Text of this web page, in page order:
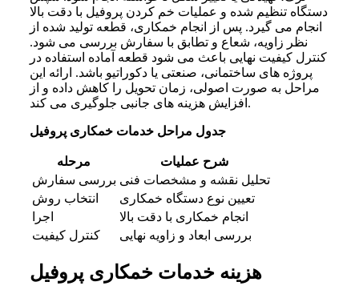
دستگاه تنظیم شده و عملیات خم کردن پروفیل با دقت بالا
انجام می‌ گیرد. پس از انجام خمکاری، قطعه تولید شده از
نظر زاویه، شعاع و تطابق با سفارش بررسی می‌ شود.
کنترل کیفیت نهایی باعث می‌ شود قطعه آماده استفاده در
پروژه‌ های ساختمانی، صنعتی یا دکوراتیو باشد. ارائه این
مراحل به‌ صورت اصولی، زمان تحویل را کاهش داده و از
افزایش هزینه‌ های جانبی جلوگیری می‌ کند.
جدول مراحل خدمات خمکاری پروفیل
مرحله
شرح عملیات
بررسی سفارش تحلیل نقشه و مشخصات فنی
انتخاب روش
تعیین نوع دستگاه خمکاری
اجرا
انجام خمکاری با دقت بالا
کنترل کیفیت
بررسی ابعاد و زاویه نهایی
هزینه خدمات خمکاری پروفیل